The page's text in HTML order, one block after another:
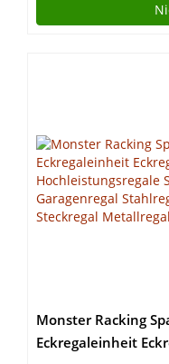
Monster Racking
Eckregaleinheit